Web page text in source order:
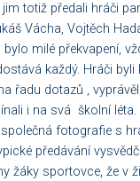
totiž předali hráči
Vácha, Vojtěch
milé překvapení,
každý. Hráči byli
řadu dotazů ,
i na svá školní
fotografie s
předávání
žáky sportovce, že v